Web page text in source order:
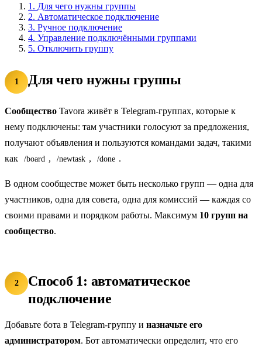
1. Для чего нужны группы
2. Автоматическое подключение
3. Ручное подключение
4. Управление подключёнными группами
5. Отключить группу
1 Для чего нужны группы
Сообщество Tavora живёт в Telegram-группах, которые к
нему подключены: там участники голосуют за предложения,
получают объявления и пользуются командами задач, такими
как
/board , /newtask , /done .
В одном сообществе может быть несколько групп — одна для
участников, одна для совета, одна для комиссий — каждая со
своими правами и порядком работы. Максимум 10 групп на
сообщество.
2
Способ 1: автоматическое
подключение
Добавьте бота в Telegram-группу и назначьте его
администратором. Бот автоматически определит, что его